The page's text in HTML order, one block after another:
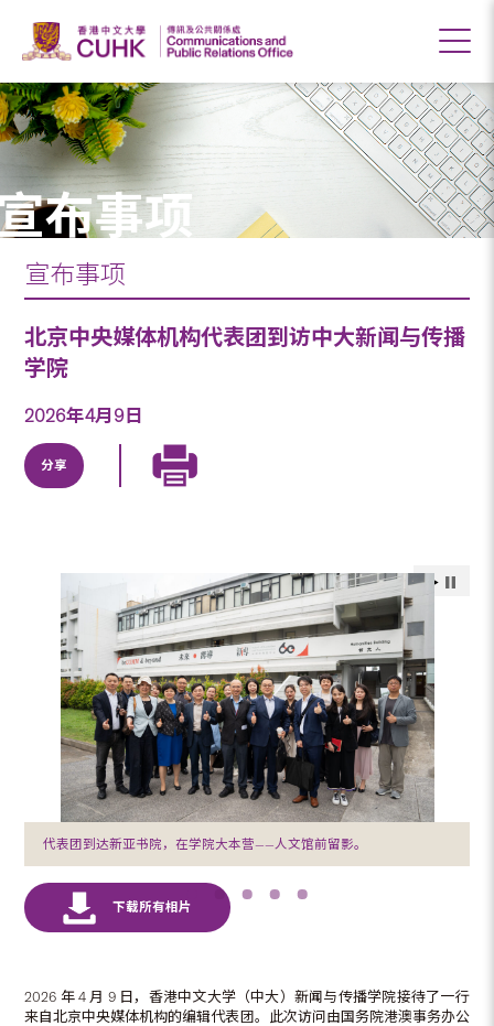
布事项
宣布事项
北京中央媒体机构代表团到访中大新闻与传播
学院
2026年4月9日
分享
代表团到达新亚书院，在学院大本营——人文馆前留影。
2026 年 4 月 9 日，香港中文大学（中大）新闻与传播学院接待了一行
来自北京中央媒体机构的编辑代表团。此次访问由国务院港澳事务办公